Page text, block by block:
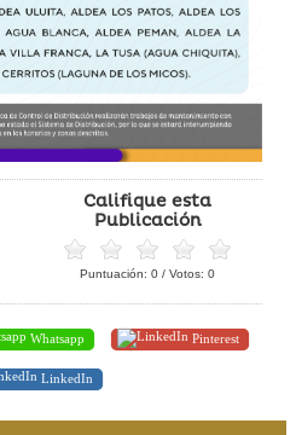
Califique esta
Publicación
Puntuación: 0 / Votos: 0
Whatsapp Pinterest
LinkedIn